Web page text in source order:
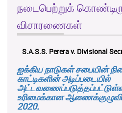
நடைபெற்றுக்
விசாரணைகள்
K.M.D.S.K. Kulatunga v.
ஐக்கிய நாடுகள் சபையின்
காட்டிகளின் அடிப்படையில்
அட்டவணைப்படுத்தப்பட்டுள்ள
உரிமைக்கான
2020.